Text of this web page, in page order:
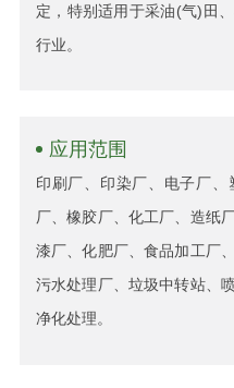
定，特别适用于采油(气)田
行业。
应用范围
印刷厂、印染厂、电子厂
厂、橡胶厂、化工厂、造纸
漆厂、化肥厂、食品加工厂
污水处理厂、垃圾中转站、
净化处理。